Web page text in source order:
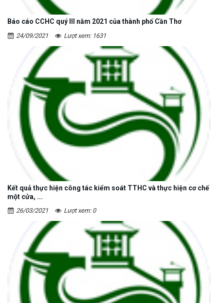
Báo cáo CCHC quý III năm 2021 của thành phố Cần Thơ
24/09/2021 Lượt xem: 1631
Kết quả thực hiện công tác kiểm soát TTHC và thực hiện cơ chế
một cửa, ...
26/03/2021 Lượt xem: 0